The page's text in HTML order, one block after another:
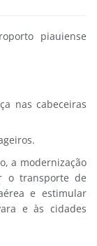
piauiense
nas cabeceiras
a modernização
o transporte de
e estimular
e às cidades